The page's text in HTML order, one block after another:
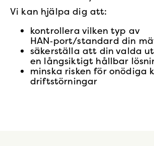
Vi kan hjälpa dig att:
kontrollera vilken typ av
HAN‑port/standard din
säkerställa att din valda
en långsiktigt hållbar
minska risken för onödiga
driftstörningar